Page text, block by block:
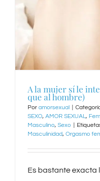
A la mujer sí le
que al hombre)
Por amorsexual
SEXO, AMOR SEXUAL,
Masculino, Sexo
Masculinidad, Orgasmo
Es bastante exacta